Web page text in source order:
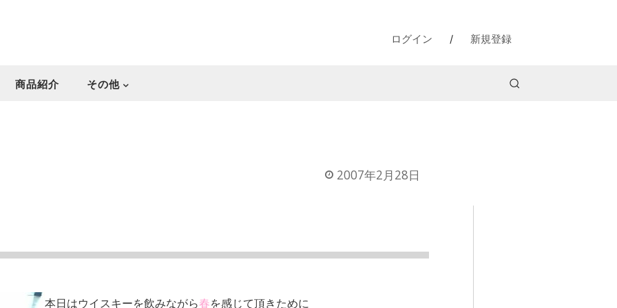
ログイン / 新規登録
商品紹介 その他
2007年2月28日
本日はウイスキーを飲みながら春を感じて頂きために